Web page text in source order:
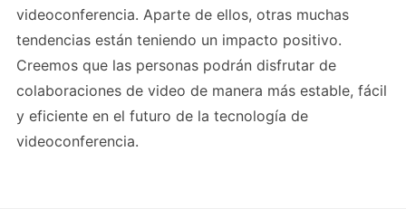
videoconferencia. Aparte de ellos, otras muchas
tendencias están teniendo un impacto positivo.
Creemos que las personas podrán disfrutar de
colaboraciones de video de manera más estable, fácil
y eficiente en el futuro de la tecnología de
videoconferencia.